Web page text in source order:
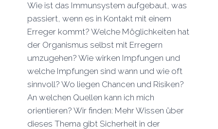
Wie ist das Immunsystem aufgebaut, was
passiert, wenn es in Kontakt mit einem
Erreger kommt? Welche Möglichkeiten hat
der Organismus selbst mit Erregern
umzugehen? Wie wirken Impfungen und
welche Impfungen sind wann und wie oft
sinnvoll? Wo liegen Chancen und Risiken?
An welchen Quellen kann ich mich
orientieren? Wir finden: Mehr Wissen über
dieses Thema gibt Sicherheit in der